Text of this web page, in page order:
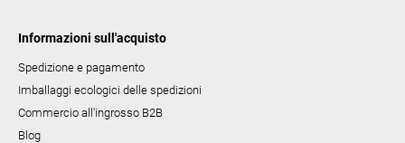
Informazioni sull'acquisto
Spedizione e pagamento
Imballaggi ecologici delle spedizioni
Commercio all'ingrosso B2B
Blog